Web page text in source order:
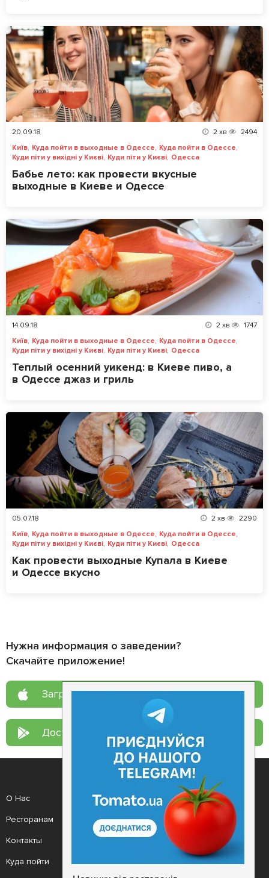
20.09.18 2 хв
2494
Київ, Куда пойти в выходные в Одессе, Куда пойти в Одессе,
Куди піти у вихідні у Києві, Куди піти у Києві, Одесса
Бабье лето: как провести вкусные
выходные в Киеве и Одессе
14.09.18 2 хв
1747
Київ, Куда пойти в выходные в Одессе, Куда пойти в Одессе,
Куди піти у вихідні у Києві, Куди піти у Києві, Одесса
Теплый осенний уикенд: в Киеве пиво, а
в Одессе джаз и гриль
05.07.18 2 хв
2290
Київ, Куда пойти в выходные в Одессе, Куда пойти в Одессе,
Куди піти у вихідні у Києві, Куди піти у Києві, Одесса
Как провести выходные Купала в Киеве
и Одессе вкусно
Нужна информация о заведении?
Скачайте приложение!
Загрузите в App Store
Доступно в Google Play
О Нас
Ресторанам
Контакты
Куда пойти
Рецепт дня
Новости
Анонсы